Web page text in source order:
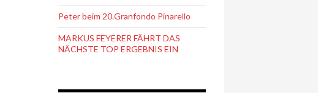
Peter beim 20.Granfondo Pinarello
MARKUS FEYERER FÄHRT DAS
NÄCHSTE TOP ERGEBNIS EIN